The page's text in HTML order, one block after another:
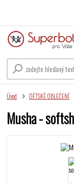
Úvod DĚTSKÉ OBLEČENÍ
Musha -